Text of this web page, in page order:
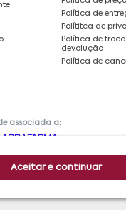
Aceitar e continuar
Política de
Polítitca de
Política de
devolução
Política de
associada a: